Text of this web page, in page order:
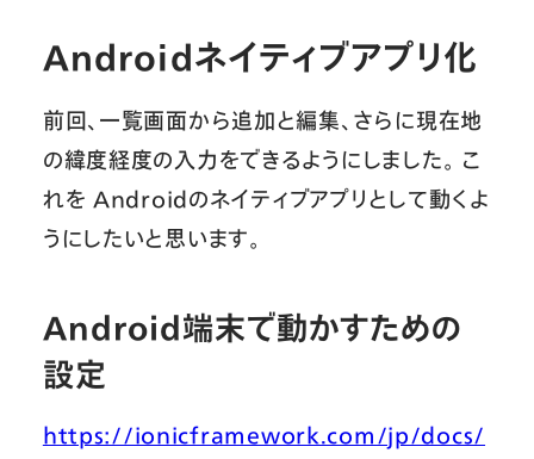
Androidネイティブアプリ化
前回、一覧画面から追加と編集、さらに現在地
の緯度経度の入力をできるようにしました。 こ
れを Androidのネイティブアプリとして動くよ
うにしたいと思います。
Android端末で動かすための
設定
https://ionicframework.com/jp/docs/